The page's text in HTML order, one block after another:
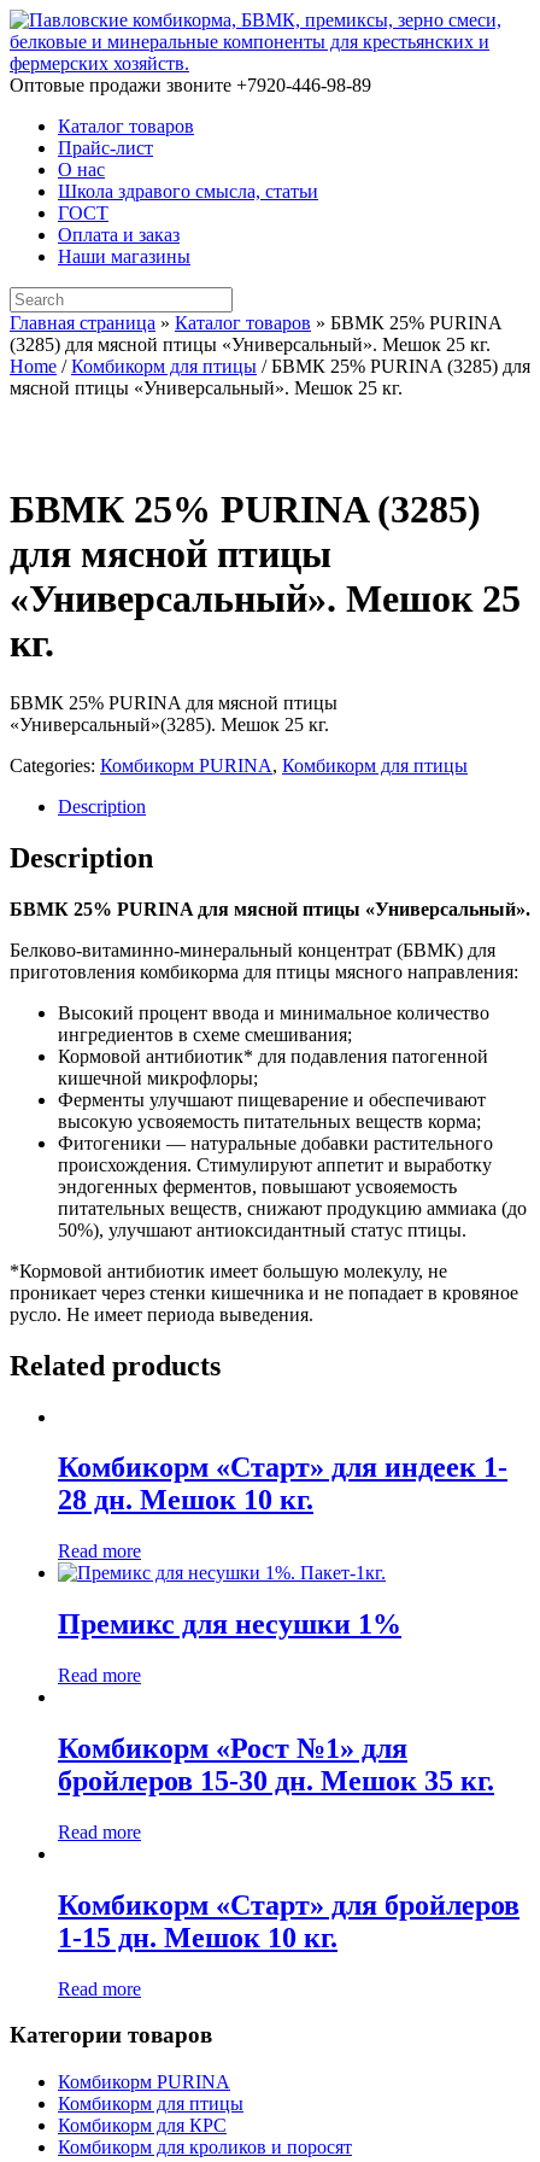
Skip
to
content
Оптовые продажи звоните +7920-446-98-89
Каталог товаров
Прайс-лист
О нас
Школа здравого смысла, статьи
ГОСТ
Оплата и заказ
Наши магазины
Search
for:
Главная страница » Каталог товаров » БВМК 25% PURINA
(3285) для мясной птицы «Универсальный». Мешок 25 кг.
Home /Комбикорм для птицы / БВМК 25% PURINA (3285) для
мясной птицы «Универсальный». Мешок 25 кг.
БВМК 25% PURINA (3285)
для мясной птицы
«Универсальный». Мешок 25
кг.
БВМК 25% PURINA для мясной птицы
«Универсальный»(3285). Мешок 25 кг.
Categories: Комбикорм PURINA, Комбикорм для птицы
Description
Description
БВМК 25% PURINA для мясной птицы «Универсальный».
Белково-витаминно-минеральный концентрат (БВМК) для
приготовления комбикорма для птицы мясного направления:
Высокий процент ввода и минимальное количество
ингредиентов в схеме смешивания;
Кормовой антибиотик* для подавления патогенной
кишечной микрофлоры;
Ферменты улучшают пищеварение и обеспечивают
высокую усвояемость питательных веществ корма;
Фитогеники — натуральные добавки растительного
происхождения. Стимулируют аппетит и выработку
эндогенных ферментов, повышают усвояемость
питательных веществ, снижают продукцию аммиака (до
50%), улучшают антиоксидантный статус птицы.
*Кормовой антибиотик имеет большую молекулу, не
проникает через стенки кишечника и не попадает в кровяное
русло. Не имеет периода выведения.
Related products
Комбикорм «Старт» для индеек 1-
28 дн. Мешок 10 кг.
Read more
Премикс для несушки 1%
Read more
Комбикорм «Рост №1» для
бройлеров 15-30 дн. Мешок 35 кг.
Read more
Комбикорм «Старт» для бройлеров
1-15 дн. Мешок 10 кг.
Read more
Категории товаров
Комбикорм PURINA
Комбикорм для птицы
Комбикорм для КРС
Комбикорм для кроликов и поросят